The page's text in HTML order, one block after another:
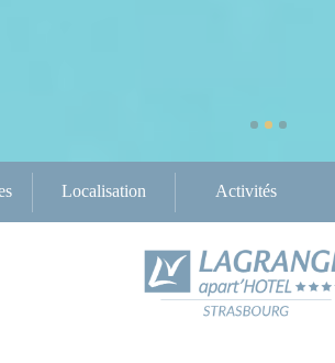
Localisation Activités